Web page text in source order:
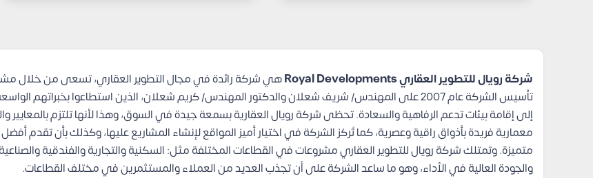
شركة رويال للتطوير العقاري Royal Developments
هي شركة رائدة في مجال التطوير العقاري، تسعى من خلال
تأسيس الشركة عام 2007 على المهندس/ شريف شعلان والدكتور المهندس/ كريم شعلان، الذين استطاعوا
إلى إقامة بيئات تدعم الرفاهية والسعادة.تحظى شركة رويال العقارية بسمعة جيدة في السوق، وهذا لأنها تلتزم بالمعايير
معمارية فريدة بأذواق راقية وعصرية، كما تُركز الشركة في اختيار أميز المواقع لإنشاء المشاريع عليها، وكذلك بأن تقدم
متميزة.وتمتلك شركة رويال للتطوير العقاري مشروعات في القطاعات المختلفة مثل: السكنية والتجارية والفندقية
والجودة العالية في الأداء، وهو ما ساعد الشركة على أن تجذب العديد من العملاء والمستثمرين في مختلف القطاعات.